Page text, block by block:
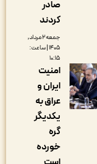
جمعه ۲ مرداد,
۱۴۰۵ | ساعت:
امنیت
ایران و
عراق به